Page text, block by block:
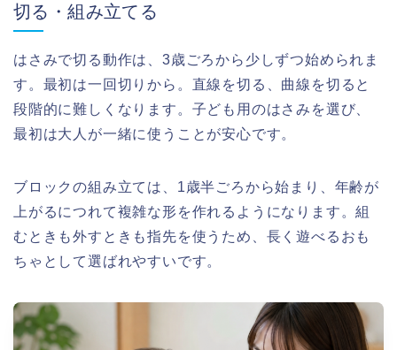
切る・組み立てる
はさみで切る動作は、3歳ごろから少しずつ始められま
す。最初は一回切りから。直線を切る、曲線を切ると
段階的に難しくなります。子ども用のはさみを選び、
最初は大人が一緒に使うことが安心です。
ブロックの組み立ては、1歳半ごろから始まり、年齢が
上がるにつれて複雑な形を作れるようになります。組
むときも外すときも指先を使うため、長く遊べるおも
ちゃとして選ばれやすいです。